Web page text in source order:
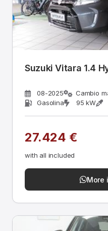
Suzuki Vitara 1.4
08-2025 Cambio
Gasolina
95 kW
27.424 €
with all included
More